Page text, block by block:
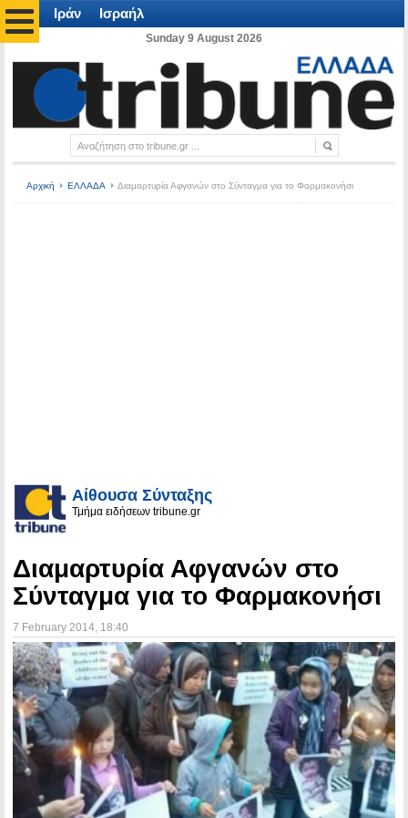
Ιράν Ισραήλ
Sunday 9 August 2026
Αρχική ΕΛΛΑΔΑ Διαμαρτυρία Αφγανών στο Σύνταγμα για το Φαρμακονήσι
Αίθουσα Σύνταξης
Τμήμα ειδήσεων tribune.gr
Διαμαρτυρία Αφγανών στο
Σύνταγμα για το Φαρμακονήσι
7 February 2014 , 18:40